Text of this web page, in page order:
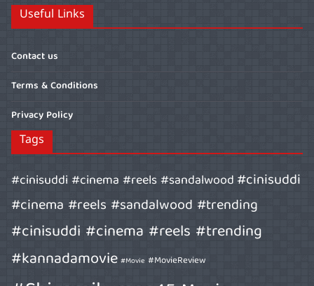
Useful Links
Contact us
Terms & Conditions
Privacy Policy
Tags
#cinisuddi #cinema #reels #sandalwood#cinisuddi
#cinema #reels #sandalwood #trending
#cinisuddi #cinema #reels #trending
#kannadamovie #Movie #MovieReview